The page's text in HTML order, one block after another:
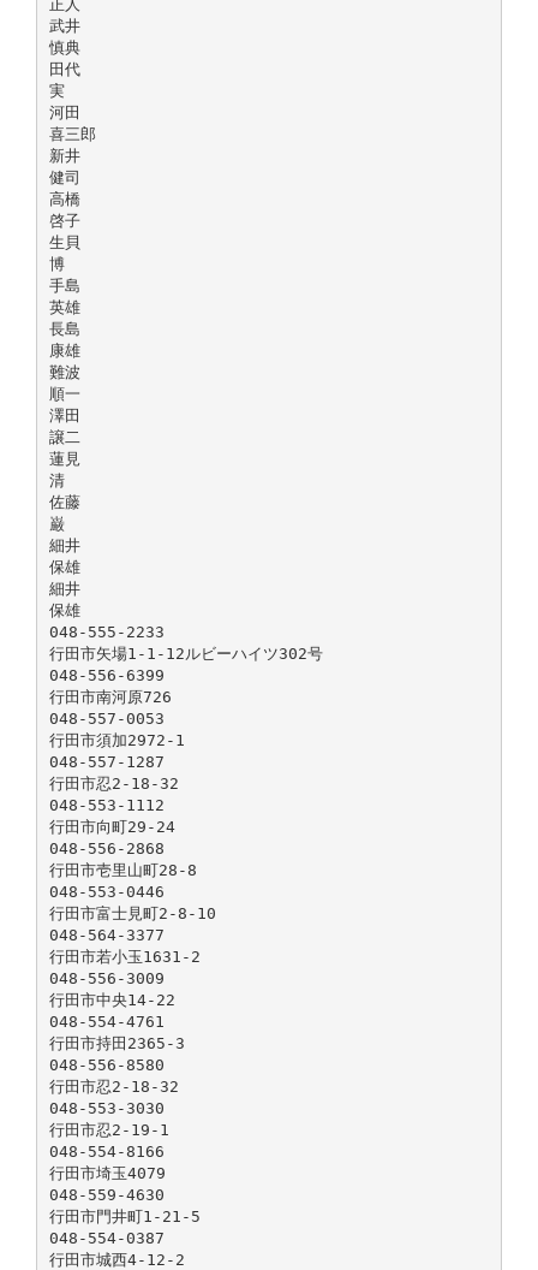
正人
武井
慎典
田代
実
河田
喜三郎
新井
健司
高橋
啓子
生貝
博
手島
英雄
長島
康雄
難波
順一
澤田
譲二
蓮見
清
佐藤
巌
細井
保雄
細井
保雄
048-555-2233
行田市矢場1-1-12ルビーハイツ302号
048-556-6399
行田市南河原726
048-557-0053
行田市須加2972-1
048-557-1287
行田市忍2-18-32
048-553-1112
行田市向町29-24
048-556-2868
行田市壱里山町28-8
048-553-0446
行田市富士見町2-8-10
048-564-3377
行田市若小玉1631-2
048-556-3009
行田市中央14-22
048-554-4761
行田市持田2365-3
048-556-8580
行田市忍2-18-32
048-553-3030
行田市忍2-19-1
048-554-8166
行田市埼玉4079
048-559-4630
行田市門井町1-21-5
048-554-0387
行田市城西4-12-2